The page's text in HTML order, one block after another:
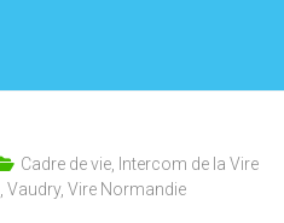
Cadre de vie
Intercom de la Vire
,Vaudry,Vire Normandie